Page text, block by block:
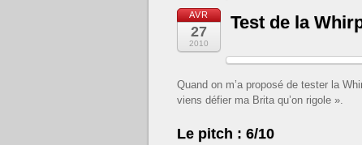
AVR
27
2010
Test de la
Quand on m’a proposé de tester la
viens défier ma Brita qu’on rigole ».
Le pitch : 6/10